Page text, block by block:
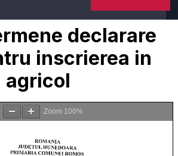
declarare
inscrierea in
agricol
Zoom 100%